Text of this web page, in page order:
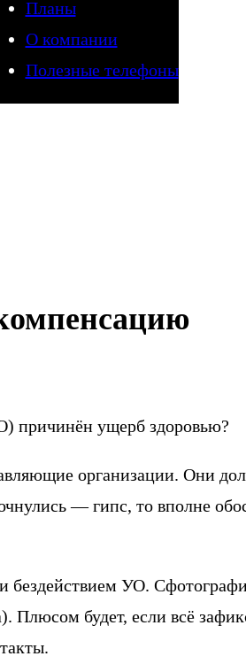
Планы
О компании
Полезные телефоны
причинён ущерб здоровью?
организации. Они
— гипс, то вполне
бездействием УО.
будет, если всё